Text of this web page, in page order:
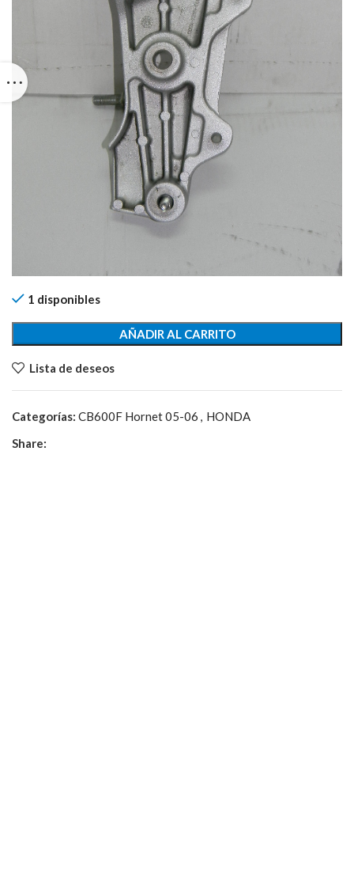
1 disponibles
AÑADIR AL CARRITO
Lista de deseos
Categorías: CB600F Hornet 05-06 , HONDA
Share: